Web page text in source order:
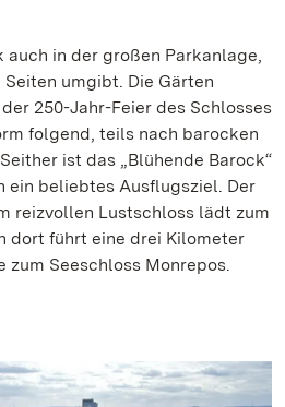
in der großen Parkanlage,
umgibt. Die Gärten
250-Jahr-Feier des Schlosses
folgend, teils nach barocken
ist das „Blühende Barock“
ein beliebtes Ausflugsziel. Der
reizvollen Lustschloss lädt zum
dort führt eine drei Kilometer
Seeschloss Monrepos.